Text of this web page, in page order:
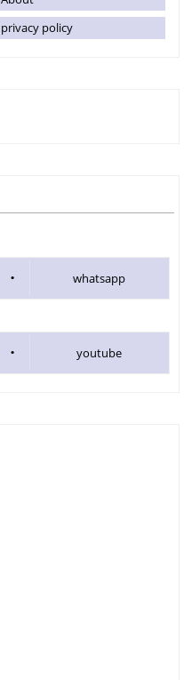
privacy policy
whatsapp
youtube